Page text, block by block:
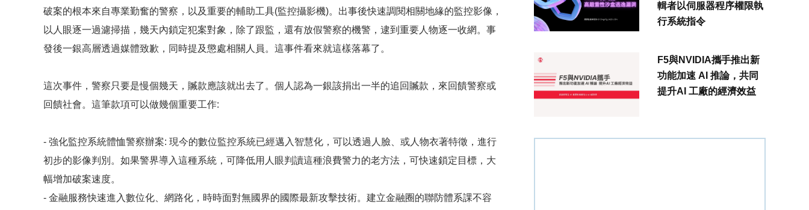
破案的根本來自專業勤奮的警察，以及重要的輔助工具(監控攝影機)。出事後快速調閱相關地緣的監控影像，
以人眼逐一過濾掃描，幾天內鎖定犯案對象，除了跟監，還有放假警察的機警，逮到重要人物逐一收網。事
發後一銀高層透過媒體致歉，同時提及懲處相關人員。這事件看來就這樣落幕了。
這次事件，警察只要是慢個幾天，贓款應該就出去了。個人認為一銀該捐出一半的追回贓款，來回饋警察或
回饋社會。這筆款項可以做幾個重要工作:
- 強化監控系統體恤警察辦案: 現今的數位監控系統已經邁入智慧化，可以透過人臉、或人物衣著特徵，進行
初步的影像判別。如果警界導入這種系統，可降低用人眼判讀這種浪費警力的老方法，可快速鎖定目標，大
幅增加破案速度。
- 金融服務快速進入數位化、網路化，時時面對無國界的國際最新攻擊技術。建立金融圈的聯防體系課不容
輯者以伺服器程序權限執
行系統指令
F5與NVIDIA攜手推出新
功能加速 AI 推論，共同
提升AI 工廠的經濟效益